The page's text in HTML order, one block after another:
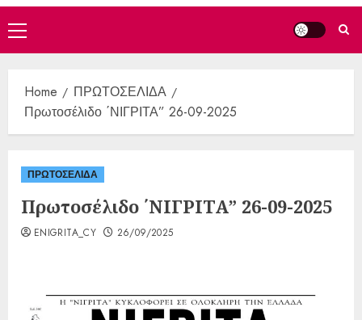
Home
ΠΡΩΤΟΣΕΛΙΔΑ
Πρωτοσέλιδο ΄ΝΙΓΡΙΤΑ” 26-09-2025
ΠΡΩΤΟΣΕΛΙΔΑ
Πρωτοσέλιδο ΄ΝΙΓΡΙΤΑ” 26-09-2025
ENIGRITA_CY 26/09/2025